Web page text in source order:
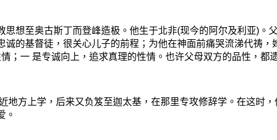
想至奥古斯丁而登峰造极。他生于北非(现今的阿尔及利亚) 。
诚的基督徒，很关心儿子的前程；为他在神面前痛哭流涕代祷
；一 是专诚向上，追求真理的性情。也许父母双方的品性，
方上学，后来又负笈至迦太基，在那里专攻修辞学。在这时
。